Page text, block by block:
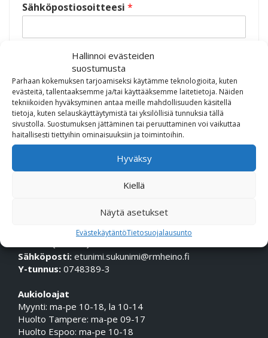
Hallinnoi evästeiden
suostumusta
Parhaan kokemuksen tarjoamiseksi käytämme teknologioita, kuten
evästeitä, tallentaaksemme ja/tai käyttääksemme laitetietoja. Näiden
tekniikoiden hyväksyminen antaa meille mahdollisuuden käsitellä
tietoja, kuten selauskäyttäytymistä tai yksilöllisiä tunnuksia tällä
sivustolla. Suostumuksen jättäminen tai peruuttaminen voi vaikuttaa
haitallisesti tiettyihin ominaisuuksiin ja toimintoihin.
Hyväksy
Kiellä
Näytä asetukset
EvästekäytäntöTietosuojalausunto
Sähköpostiosoitteesi *
Lähetä uutiskirjeen tilaus
OTA MEIHIN YHTEYTTÄ!
Sähköposti: etunimi.sukunimi@rmheino.fi
Y-tunnus: 0748389-3
Aukioloajat
Myynti: ma-pe 10-18, la 10-14
Huolto Tampere: ma-pe 09-17
Huolto Espoo: ma-pe 10-18